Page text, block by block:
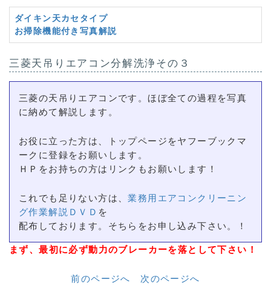
ダイキン天カセタイプ
お掃除機能付き写真解説
三菱天吊りエアコン分解洗浄その３
三菱の天吊りエアコンです。ほぼ全ての過程を写真
に納めて解説します。
お役に立った方は、トップページをヤフーブックマ
ークに登録をお願いします。
ＨＰをお持ちの方はリンクもお願いします！
これでも足りない方は、業務用エアコンクリーニン
グ作業解説ＤＶＤ を
配布しております。そちらをお申し込み下さい。！
まず、最初に必ず動力のブレーカーを落として下さい！
前のページへ 次のページへ